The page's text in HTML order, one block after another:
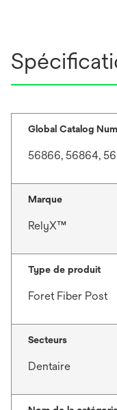
Global Catalog
56866, 56864,
Marque
RelyX™
Type de produit
Foret Fiber Post
Secteurs
Dentaire